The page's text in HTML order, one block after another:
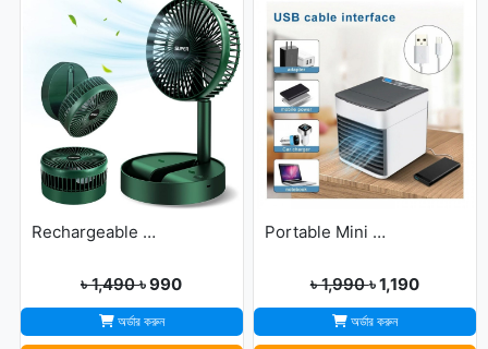
Rechargeable portable Telescopic Table Fan
৳ 1,490৳ 990
অর্ডার করুন
Portable Mini USB Air Cooler with 7 Colors LED lights for Office/Home
৳ 1,990৳ 1,190
অর্ডার করুন